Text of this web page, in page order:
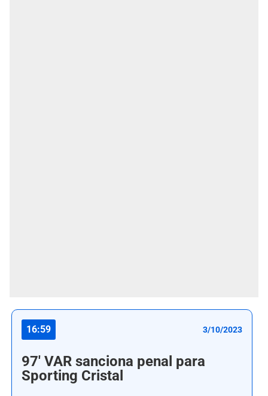
16:59 3/10/2023
97' VAR sanciona penal para
Sporting Cristal